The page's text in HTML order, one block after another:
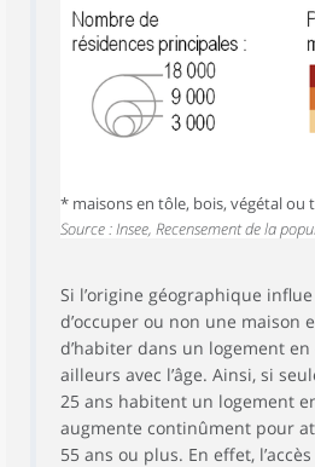
* maisons en tôle, bois, végétal ou
Source : Insee, Recensement de la
Si l’origine géographique
d’occuper ou non une maison
d’habiter dans un logement
ailleurs avec l’âge. Ainsi, si
25 ans habitent un logement
augmente continûment pour
55 ans ou plus. En effet,